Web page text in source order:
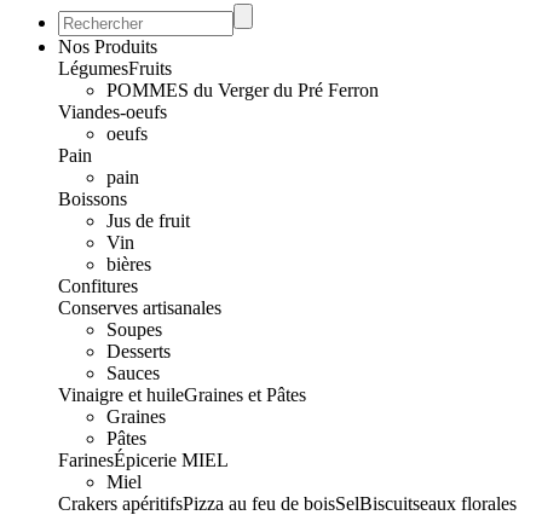
Nos Produits
LégumesFruits
POMMES du Verger du Pré Ferron
Viandes-oeufs
oeufs
Pain
pain
Boissons
Jus de fruit
Vin
bières
Confitures
Conserves artisanales
Soupes
Desserts
Sauces
Vinaigre et huileGraines et Pâtes
Graines
Pâtes
FarinesÉpicerie MIEL
Miel
Crakers apéritifsPizza au feu de boisSelBiscuitseaux florales